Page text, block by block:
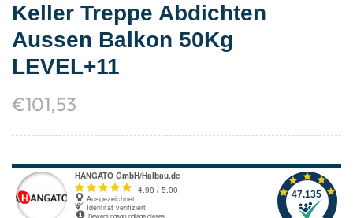
Keller Treppe Abdichten
Aussen Balkon 50Kg
LEVEL+11
€101,53